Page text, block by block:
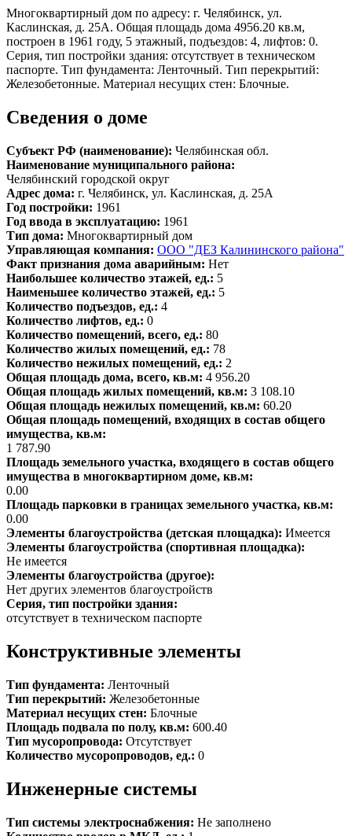
Многоквартирный дом по адресу: г. Челябинск, ул.
Каслинская, д. 25А. Общая площадь дома 4956.20 кв.м,
построен в 1961 году, 5 этажный, подъездов: 4, лифтов: 0.
Серия, тип постройки здания: отсутствует в техническом
паспорте. Тип фундамента: Ленточный. Тип перекрытий:
Железобетонные. Материал несущих стен: Блочные.
Сведения о доме
Субъект РФ (наименование): Челябинская обл.
Наименование муниципального района:
Челябинский городской округ
Адрес дома: г. Челябинск, ул. Каслинская, д. 25А
Год постройки: 1961
Год ввода в эксплуатацию: 1961
Тип дома: Многоквартирный дом
Управляющая компания: ООО "ДЕЗ Калининского района"
Факт признания дома аварийным: Нет
Наибольшее количество этажей, ед.: 5
Наименьшее количество этажей, ед.: 5
Количество подъездов, ед.: 4
Количество лифтов, ед.: 0
Количество помещений, всего, ед.: 80
Количество жилых помещений, ед.: 78
Количество нежилых помещений, ед.: 2
Общая площадь дома, всего, кв.м: 4 956.20
Общая площадь жилых помещений, кв.м: 3 108.10
Общая площадь нежилых помещений, кв.м: 60.20
Общая площадь помещений, входящих в состав общего
имущества, кв.м:
1 787.90
Площадь земельного участка, входящего в состав общего
имущества в многоквартирном доме, кв.м:
0.00
Площадь парковки в границах земельного участка, кв.м:
0.00
Элементы благоустройства (детская площадка): Имеется
Элементы благоустройства (спортивная площадка):
Не имеется
Элементы благоустройства (другое):
Нет других элементов благоустройств
Серия, тип постройки здания:
отсутствует в техническом паспорте
Конструктивные элементы
Тип фундамента: Ленточный
Тип перекрытий: Железобетонные
Материал несущих стен: Блочные
Площадь подвала по полу, кв.м: 600.40
Тип мусоропровода: Отсутствует
Количество мусоропроводов, ед.: 0
Инженерные системы
Тип системы электроснабжения: Не заполнено